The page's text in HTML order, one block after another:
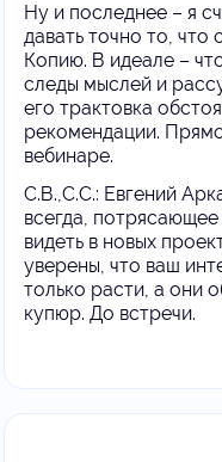
Ну и последнее – я
давать точно то, что
Копию. В идеале –
следы мыслей и
его трактовка
рекомендации.
вебинаре.
С.В.,С.С.: Евгений
всегда,
видеть в новых
уверены, что ваш
только расти, а они
купюр. До встречи.